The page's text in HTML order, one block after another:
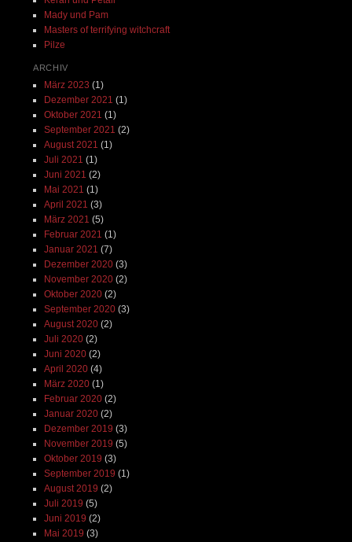
Mady und Pam
Masters of terrifying witchcraft
Pilze
ARCHIV
März 2023 (1)
Dezember 2021 (1)
Oktober 2021 (1)
September 2021 (2)
August 2021 (1)
Juli 2021 (1)
Juni 2021 (2)
Mai 2021 (1)
April 2021 (3)
März 2021 (5)
Februar 2021 (1)
Januar 2021 (7)
Dezember 2020(3)
November 2020(2)
Oktober 2020(2)
September 2020(3)
August 2020(2)
Juli 2020(2)
Juni 2020(2)
April 2020(4)
März 2020(1)
Februar 2020(2)
Januar 2020(2)
Dezember 2019 (3)
November 2019 (5)
Oktober 2019 (3)
September 2019 (1)
August 2019 (2)
Juli 2019 (5)
Juni 2019 (2)
Mai 2019 (3)